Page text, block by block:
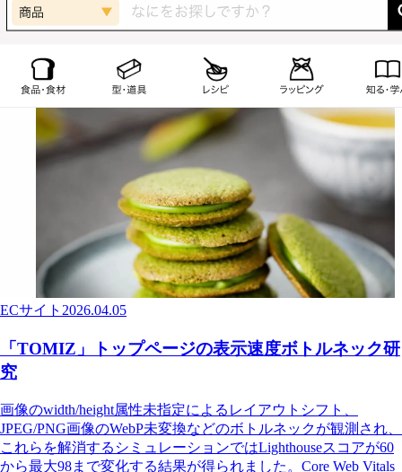
ECサイト 2026.04.05
「TOMIZ」トップページの表示速度ボトルネック研
究
画像のwidth/height属性未指定によるレイアウトシフト、
JPEG/PNG画像のWebP未変換などのボトルネックが観測され、
これらを解消するシミュレーションではLighthouseスコアが60
から最大98まで変化する結果が得られました。Core Web Vitals